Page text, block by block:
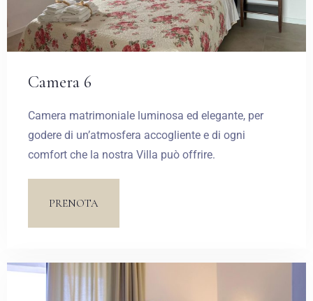
Camera 6
Camera matrimoniale luminosa ed elegante, per
godere di un’atmosfera accogliente e di ogni
comfort che la nostra Villa può offrire.
PRENOTA